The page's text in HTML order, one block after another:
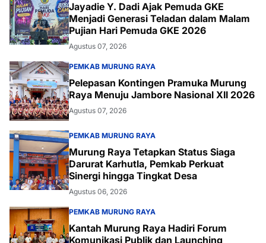
Jayadie Y. Dadi Ajak Pemuda GKE
Menjadi Generasi Teladan dalam Malam
Pujian Hari Pemuda GKE 2026
Agustus 07, 2026
PEMKAB MURUNG RAYA
Pelepasan Kontingen Pramuka Murung
Raya Menuju Jambore Nasional XII 2026
Agustus 07, 2026
PEMKAB MURUNG RAYA
Murung Raya Tetapkan Status Siaga
Darurat Karhutla, Pemkab Perkuat
Sinergi hingga Tingkat Desa
Agustus 06, 2026
PEMKAB MURUNG RAYA
Kantah Murung Raya Hadiri Forum
Komunikasi Publik dan Launching